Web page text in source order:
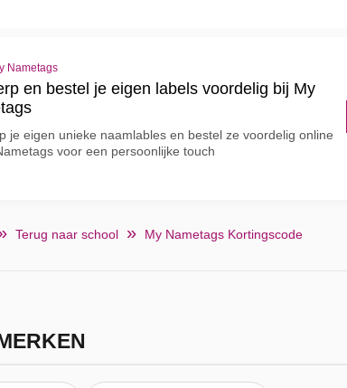
Nametags
en bestel je eigen labels voordelig bij My
je eigen unieke naamlables en bestel ze voordelig online
voor een persoonlijke touch
Terug naar school My Nametags Kortingscode